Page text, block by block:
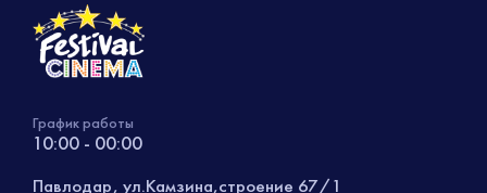
График работы
10:00 - 00:00
Павлодар, ул.Камзина,строение 67/1